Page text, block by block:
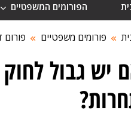
הפורומים המשפטיים
פורומים משפטיים פורום
יש גבול